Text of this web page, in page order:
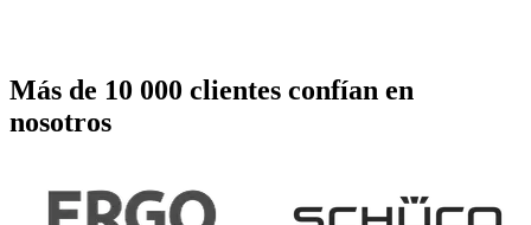
Más de 10 000 clientes confían en
nosotros